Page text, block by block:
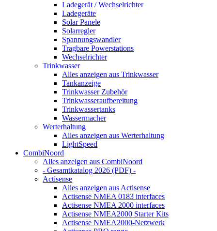
Ladegerät / Wechselrichter
Ladegeräte
Solar Panele
Solarregler
Spannungswandler
Tragbare Powerstations
Wechselrichter
Trinkwasser
Alles anzeigen aus Trinkwasser
Tankanzeige
Trinkwasser Zubehör
Trinkwasseraufbereitung
Trinkwassertanks
Wassermacher
Werterhaltung
Alles anzeigen aus Werterhaltung
LightSpeed
CombiNoord
Alles anzeigen aus CombiNoord
- Gesamtkatalog 2026 (PDF) -
Actisense
Alles anzeigen aus Actisense
Actisense NMEA 0183 interfaces
Actisense NMEA 2000 interfaces
Actisense NMEA2000 Starter Kits
Actisense NMEA2000-Netzwerk